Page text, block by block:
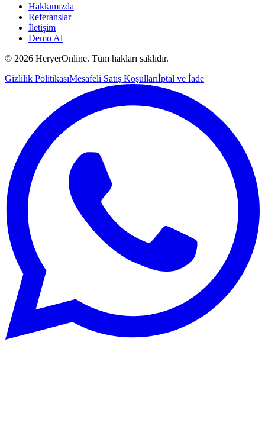
Hakkımızda
Referanslar
İletişim
Demo Al
© 2026 HeryerOnline. Tüm hakları saklıdır.
Gizlilik PolitikasıMesafeli Satış Koşullarıİptal ve İade